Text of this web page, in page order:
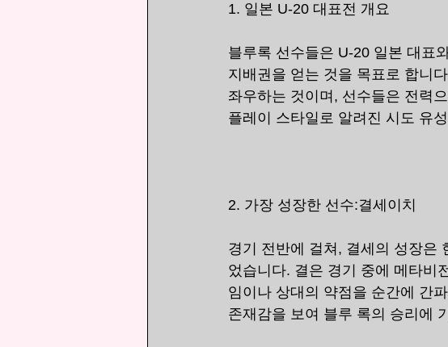
1. 일본 U-20 대표전 개요
블루록 선수들은 U-20 일본 대표
지배권을 얻는 것을 목표로 합니
좌우하는 것이며, 선수들은 전력
플레이 스타일로 알려진 시도 유
2. 가장 성장한 선수:결세이치
경기 전반에 걸쳐, 결세의 성장은
었습니다. 결은 경기 중에 메타비
임이나 상대의 약점을 순간에 간
존재감을 보여 블루 록의 승리에